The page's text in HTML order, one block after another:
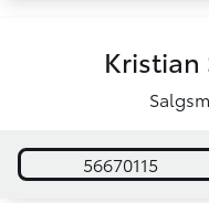
Kristian
56670115